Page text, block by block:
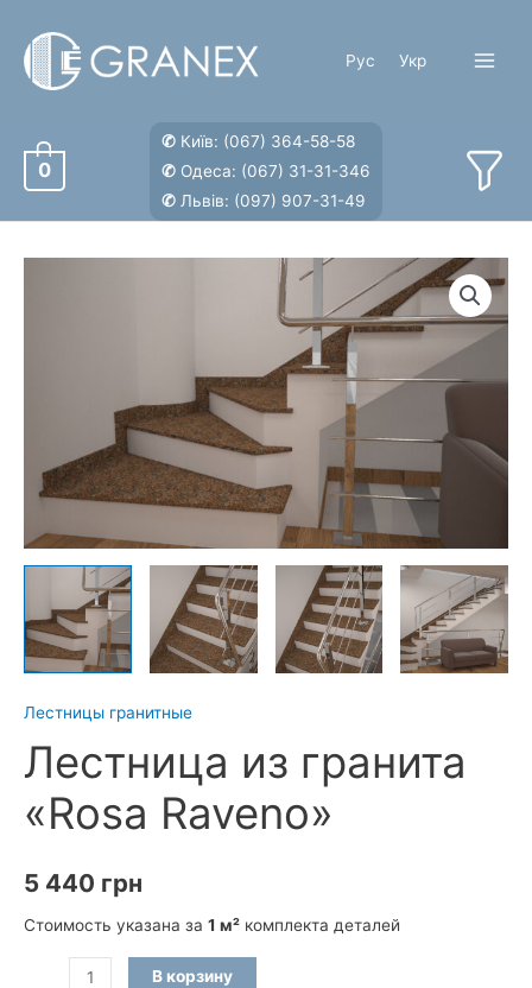
содержимому
Рус Укр
0
✆ Київ: (067) 364-58-58
✆ Одеса: (067) 31-31-346
✆ Львів: (097) 907-31-49
Лестницы гранитные
Лестница из гранита
«Rosa Raveno»
5 440 грн
Стоимость указана за 1 м² комплекта деталей
Количество
В корзину